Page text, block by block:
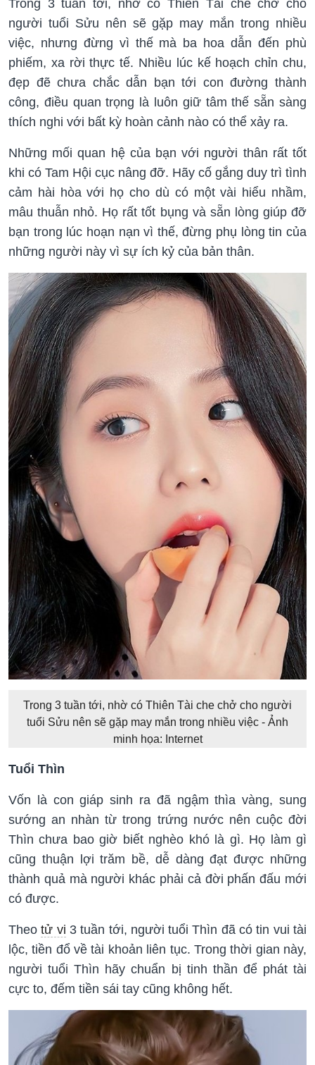
Trong 3 tuần tới, nhờ có Thiên Tài che chở cho
người tuổi Sửu nên sẽ gặp may mắn trong nhiều
việc, nhưng đừng vì thế mà ba hoa dẫn đến phù
phiếm, xa rời thực tế. Nhiều lúc kế hoạch chỉn chu,
đẹp đẽ chưa chắc dẫn bạn tới con đường thành
công, điều quan trọng là luôn giữ tâm thế sẵn sàng
thích nghi với bất kỳ hoàn cảnh nào có thể xảy ra.
Những mối quan hệ của bạn với người thân rất tốt
khi có Tam Hội cục nâng đỡ. Hãy cố gắng duy trì tình
cảm hài hòa với họ cho dù có một vài hiểu nhầm,
mâu thuẫn nhỏ. Họ rất tốt bụng và sẵn lòng giúp đỡ
bạn trong lúc hoạn nạn vì thế, đừng phụ lòng tin của
những người này vì sự ích kỷ của bản thân.
Trong 3 tuần tới, nhờ có Thiên Tài che chở cho người
tuổi Sửu nên sẽ gặp may mắn trong nhiều việc - Ảnh
minh họa: Internet
Tuổi Thìn
Vốn là con giáp sinh ra đã ngậm thìa vàng, sung
sướng an nhàn từ trong trứng nước nên cuộc đời
Thìn chưa bao giờ biết nghèo khó là gì. Họ làm gì
cũng thuận lợi trăm bề, dễ dàng đạt được những
thành quả mà người khác phải cả đời phấn đấu mới
có được.
Theotử vi 3 tuần tới, người tuổi Thìn đã có tin vui tài
lộc, tiền đổ về tài khoản liên tục. Trong thời gian này,
người tuổi Thìn hãy chuẩn bị tinh thần để phát tài
cực to, đếm tiền sái tay cũng không hết.